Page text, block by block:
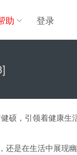
助 登录
硕，引领着健康
还是在生活中展现